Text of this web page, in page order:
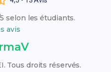
selon les étudiants.
avis
Tous droits réservés.